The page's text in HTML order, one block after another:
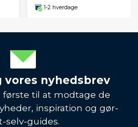
1-2 hverdage
vores nyhedsbrev
til at modtage de
inspiration og gør-
selv-guides.